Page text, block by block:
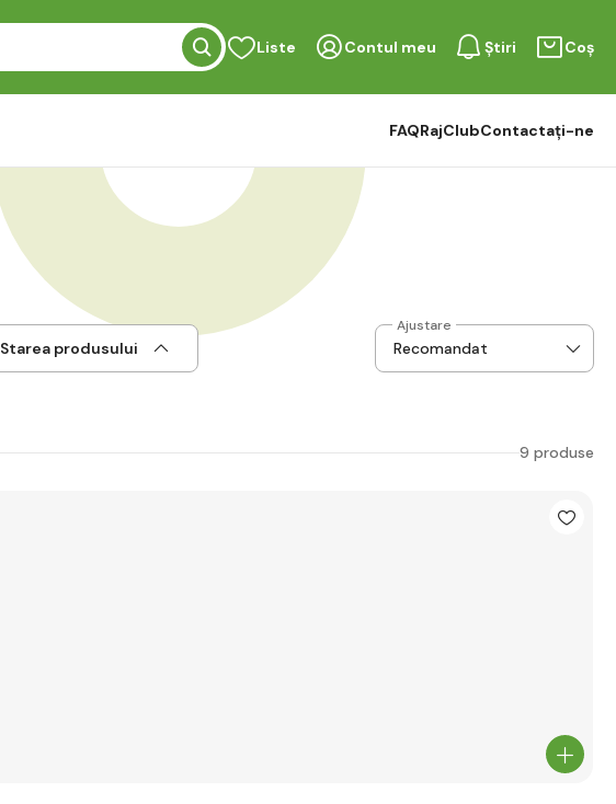
Liste Contul meu Știri Coș
FAQRajClubContactați-ne
Starea produsului
Ajustare
9 produse